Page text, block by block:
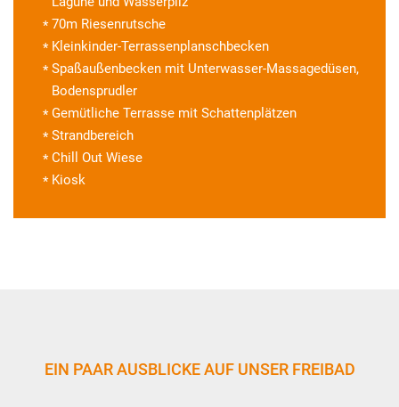
70m Riesenrutsche
Kleinkinder-Terrassenplanschbecken
Spaßaußenbecken mit Unterwasser-Massagedüsen,
Bodensprudler
Gemütliche Terrasse mit Schattenplätzen
Strandbereich
Chill Out Wiese
Kiosk
EIN PAAR AUSBLICKE AUF UNSER FREIBAD